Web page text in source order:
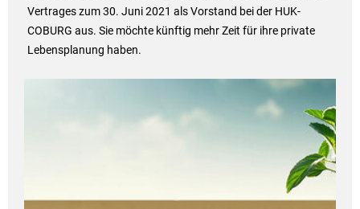
Vertrages zum 30. Juni 2021 als Vorstand bei der HUK-
COBURG aus. Sie möchte künftig mehr Zeit für ihre private
Lebensplanung haben.